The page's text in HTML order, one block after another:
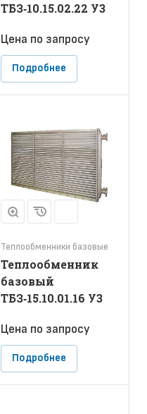
ТБЗ‑10.15.02.22 У3
Цена по запросу
Подробнее
Теплообменники базовые
Теплообменник
базовый
ТБЗ‑15.10.01.16 У3
Цена по запросу
Подробнее